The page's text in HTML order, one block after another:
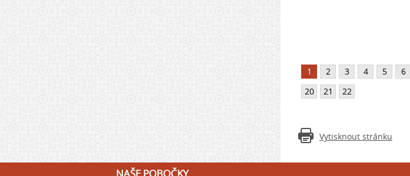
1 2 3 4 5 6
20
21 22
Vytisknout stránku